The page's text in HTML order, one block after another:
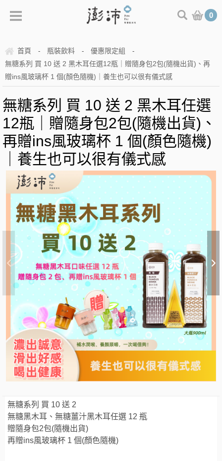
0
首頁 - 瓶裝飲料 - 優惠限定組 -
無糖系列 買 10 送 2 黑木耳任選12瓶｜贈隨身包2包(隨機出貨)、再
贈ins風玻璃杯 1 個(顏色隨機)｜養生也可以很有儀式感
無糖系列 買 10 送 2 黑木耳任選
12瓶｜贈隨身包2包(隨機出貨)、
再贈ins風玻璃杯 1 個(顏色隨機)
｜養生也可以很有儀式感
無糖系列 買 10 送 2
無糖黑木耳、無糖薑汁黑木耳任選 12 瓶
贈隨身包2包(隨機出貨)
再贈ins風玻璃杯 1 個(顏色隨機)